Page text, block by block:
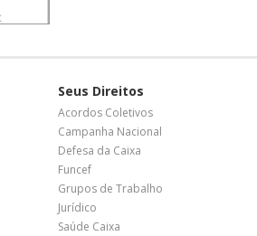
Seus Direitos
Acordos Coletivos
Campanha Nacional
Defesa da Caixa
Funcef
Grupos de Trabalho
Jurídico
Saúde Caixa